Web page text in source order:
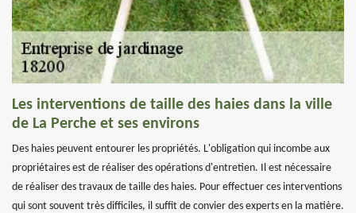
Les interventions de taille des haies dans la ville
de La Perche et ses environs
Des haies peuvent entourer les propriétés. L'obligation qui incombe aux
propriétaires est de réaliser des opérations d'entretien. Il est nécessaire
de réaliser des travaux de taille des haies. Pour effectuer ces interventions
qui sont souvent très difficiles, il suffit de convier des experts en la matière.